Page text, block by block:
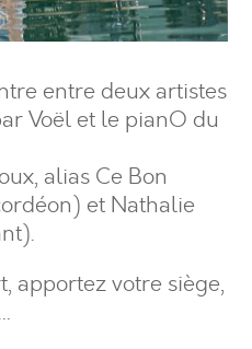
entre deux artistes
Voël et le pianO du
alias Ce Bon
et Nathalie
apportez votre siège,